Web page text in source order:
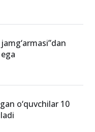
o‘quvchilar 10